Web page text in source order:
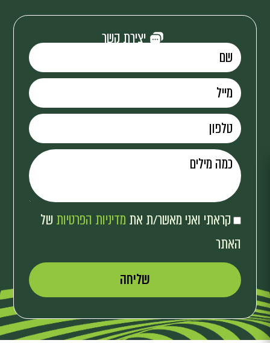
יצירת קשר
קראתי ואני מאשר/ת את מדיניות הפרטיות של
האתר
שליחה